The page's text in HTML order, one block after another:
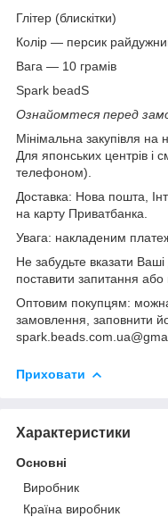
Глітер (блискітки)
Колір — персик
Вага — 10 грамів
Spark beadS
Ознайомтеся перед
Мінімальна закупівля
Для японських центрів і
телефоном).
Доставка: Нова пошта,
на карту Приватбанка.
Увага: накладеним
Не забудьте вказати
поставити запитання
Оптовим покупцям:
замовлення, заповнити
Приховати
Характеристики
Основні
Виробник
Країна виробник